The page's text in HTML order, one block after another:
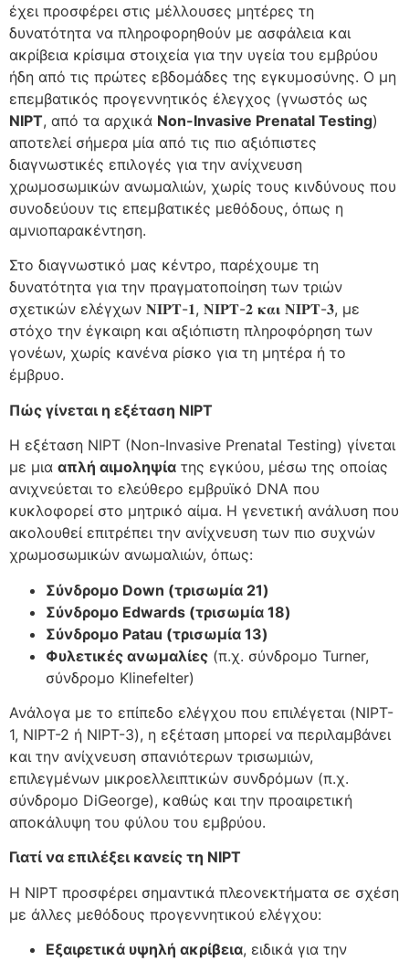
έχει προσφέρει στις μέλλουσες μητέρες τη
δυνατότητα να πληροφορηθούν με ασφάλεια και
ακρίβεια κρίσιμα στοιχεία για την υγεία του εμβρύου
ήδη από τις πρώτες εβδομάδες της εγκυμοσύνης. Ο μη
επεμβατικός προγεννητικός έλεγχος (γνωστός ως
NIPT, από τα αρχικά Non-Invasive Prenatal Testing)
αποτελεί σήμερα μία από τις πιο αξιόπιστες
διαγνωστικές επιλογές για την ανίχνευση
χρωμοσωμικών ανωμαλιών, χωρίς τους κινδύνους που
συνοδεύουν τις επεμβατικές μεθόδους, όπως η
αμνιοπαρακέντηση.
Στο διαγνωστικό μας κέντρο, παρέχουμε τη
δυνατότητα για την πραγματοποίηση των τριών
σχετικών ελέγχων 𝐍𝐈𝐏𝐓-𝟏, 𝐍𝐈𝐏𝐓-𝟐 𝛋𝛂𝛊 𝐍𝐈𝐏𝐓-𝟑, με
στόχο την έγκαιρη και αξιόπιστη πληροφόρηση των
γονέων, χωρίς κανένα ρίσκο για τη μητέρα ή το
έμβρυο.
Πώς γίνεται η εξέταση NIPT
Η εξέταση NIPT (Non-Invasive Prenatal Testing) γίνεται
με μια απλή αιμοληψία της εγκύου, μέσω της οποίας
ανιχνεύεται το ελεύθερο εμβρυϊκό DNA που
κυκλοφορεί στο μητρικό αίμα. Η γενετική ανάλυση που
ακολουθεί επιτρέπει την ανίχνευση των πιο συχνών
χρωμοσωμικών ανωμαλιών, όπως:
Σύνδρομο Down (τρισωμία 21)
Σύνδρομο Edwards (τρισωμία 18)
Σύνδρομο Patau (τρισωμία 13)
Φυλετικές ανωμαλίες (π.χ. σύνδρομο Turner,
σύνδρομο Klinefelter)
Ανάλογα με το επίπεδο ελέγχου που επιλέγεται (NIPT-
1, NIPT-2 ή NIPT-3), η εξέταση μπορεί να περιλαμβάνει
και την ανίχνευση σπανιότερων τρισωμιών,
επιλεγμένων μικροελλειπτικών συνδρόμων (π.χ.
σύνδρομο DiGeorge), καθώς και την προαιρετική
αποκάλυψη του φύλου του εμβρύου.
Γιατί να επιλέξει κανείς τη NIPT
Η NIPT προσφέρει σημαντικά πλεονεκτήματα σε σχέση
με άλλες μεθόδους προγεννητικού ελέγχου:
Εξαιρετικά υψηλή ακρίβεια, ειδικά για την